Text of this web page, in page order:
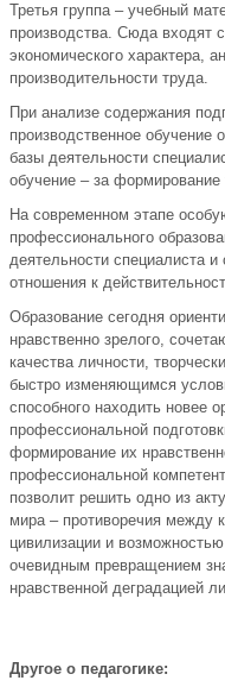
Третья группа – учебный
производства. Сюда входят
экономического характера,
производительности труда.
При анализе содержания
производственное обучение
базы деятельности
обучение – за формирование
На современном этапе
профессионального
деятельности специалиста
отношения к
Образование сегодня
нравственно зрелого,
качества личности,
быстро изменяющимся
способного находить новее
профессиональной
формирование их
профессиональной
позволит решить одно из
мира – противоречия между
цивилизации и
очевидным превращением
нравственной деградацией
Другое о педагогике: